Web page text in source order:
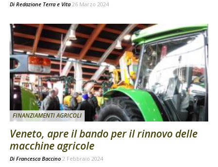
Di Redazione Terra e Vita 26 Marzo 2024
FINANZIAMENTI AGRICOLI
Veneto, apre il bando per il rinnovo delle
macchine agricole
Di Francesca Baccino 2 Febbraio 2024